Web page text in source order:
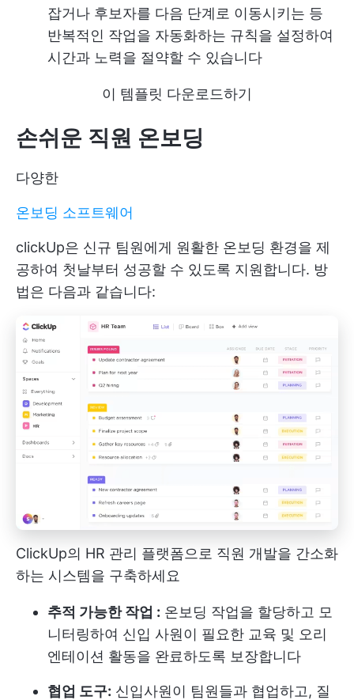
잡거나 후보자를 다음 단계로 이동시키는 등
반복적인 작업을 자동화하는 규칙을 설정하여
시간과 노력을 절약할 수 있습니다
이 템플릿 다운로드하기
손쉬운 직원 온보딩
다양한
온보딩 소프트웨어
clickUp은 신규 팀원에게 원활한 온보딩 환경을 제
공하여 첫날부터 성공할 수 있도록 지원합니다. 방
법은 다음과 같습니다:
ClickUp의 HR 관리 플랫폼으로 직원 개발을 간소화
하는 시스템을 구축하세요
추적 가능한 작업 : 온보딩 작업을 할당하고 모
니터링하여 신입 사원이 필요한 교육 및 오리
엔테이션 활동을 완료하도록 보장합니다
협업 도구: 신입사원이 팀원들과 협업하고, 질